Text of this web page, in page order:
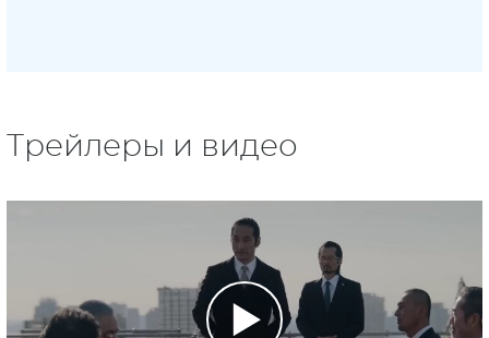
Трейлеры и видео